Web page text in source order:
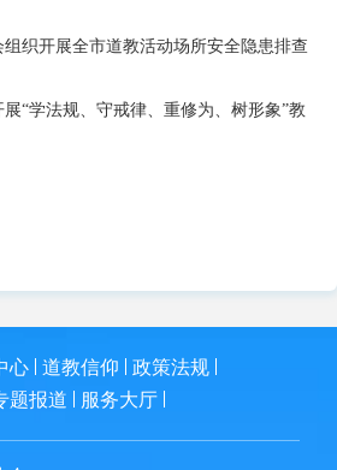
织开展全市道教活动场所安全隐患排查
“学法规、守戒律、重修为、树形象”教
心 道教信仰
政策法规
题报道 服务大厅